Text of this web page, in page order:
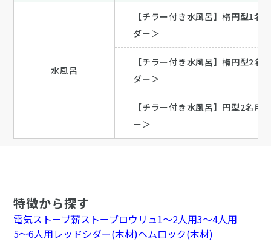
水風呂
【チラー付き水風呂】楕円型1名
ダー＞
【チラー付き水風呂】楕円型2名
ダー＞
【チラー付き水風呂】円型2名用
ー＞
特徴から探す
電気ストーブ薪ストーブロウリュ1～2人用3～4人用
5～6人用レッドシダー(木材)ヘムロック(木材)